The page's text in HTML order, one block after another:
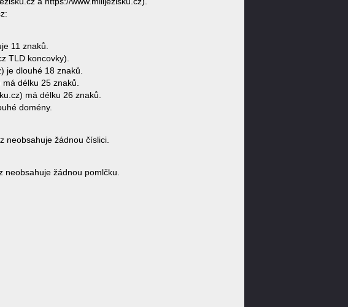
11 znaků.
TLD koncovky).
je dlouhé 18 znaků.
délku 25 znaků.
má délku 26 znaků.
domény.
neobsahuje žádnou číslici.
žádnou pomlčku.